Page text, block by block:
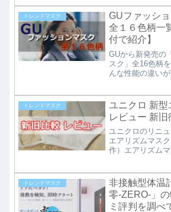
介。数量限定と
な販売店舗や、
細かく解説！ケ
にまずチェック！
トレンドマスク
GUファッシ
全１６色柄一
付で紹介】
GUから新発売の
スク」全16色柄
んな性能の違い
ラーがあるのか
か？といった悩
スクの柄、素材
ます。ジーユー
購入前にぜひ必
トレンドマスク
ユニクロ 新型
レビュー 新旧
ユニクロのリニ
エアリズムマス
作）エアリズム
どう変わったの
て、触り心地や
徹底比較してレ
型ユニクロマス
まず失敗するこ
トレンドマスク
非接触型体温
零-ZERO-」
ミ評判を調べ